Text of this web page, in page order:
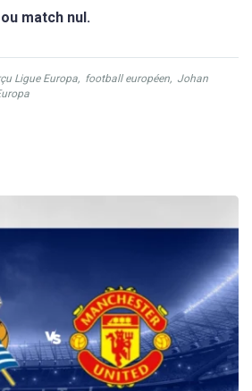
match nul.
Ligue Europa, football européen, Johan